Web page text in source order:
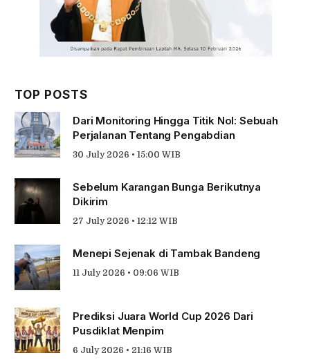
TOP POSTS
Dari Monitoring Hingga Titik Nol: Sebuah
Perjalanan Tentang Pengabdian
30 July 2026 • 15:00 WIB
Sebelum Karangan Bunga Berikutnya
Dikirim
27 July 2026 • 12:12 WIB
Menepi Sejenak di Tambak Bandeng
11 July 2026 • 09:06 WIB
Prediksi Juara World Cup 2026 Dari
Pusdiklat Menpim
6 July 2026 • 21:16 WIB